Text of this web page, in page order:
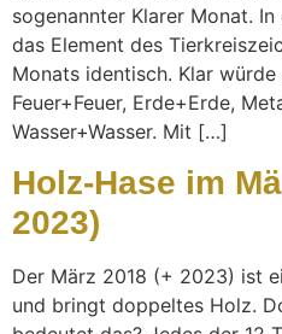
sogenannter Klarer Monat.
das Element des
Monats identisch. Klar
Feuer+Feuer, Erde+Erde,
Wasser+Wasser. Mit […]
Holz-Hase im
2023)
Der März 2018 (+ 2023) ist
und bringt doppeltes Holz.